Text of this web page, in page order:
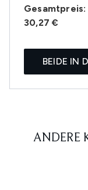
Gesamtpreis:
30,27 €
BEIDE IN
ANDERE